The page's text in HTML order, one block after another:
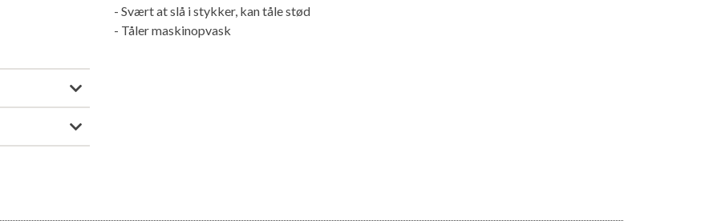
- Svært at slå i stykker, kan tåle stød
- Tåler maskinopvask